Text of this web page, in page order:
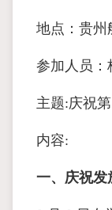
地点：贵州
参加⼈员：
主题:庆祝
内容:
⼀、庆祝发